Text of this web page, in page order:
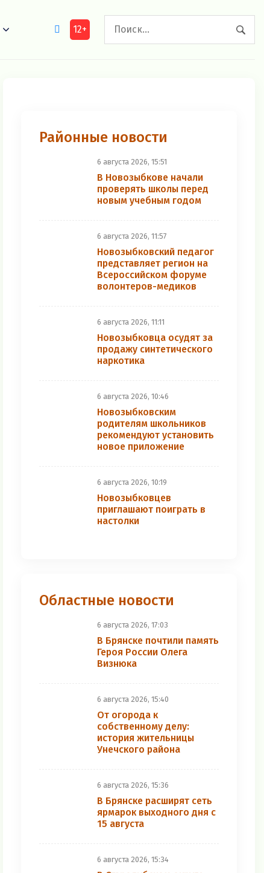
12+
Районные новости
6 августа 2026, 15:51
В Новозыбкове начали
проверять школы перед
новым учебным годом
6 августа 2026, 11:57
Новозыбковский педагог
представляет регион на
Всероссийском форуме
волонтеров-медиков
6 августа 2026, 11:11
Новозыбковца осудят за
продажу синтетического
наркотика
6 августа 2026, 10:46
Новозыбковским
родителям школьников
рекомендуют установить
новое приложение
6 августа 2026, 10:19
Новозыбковцев
приглашают поиграть в
настолки
Областные новости
6 августа 2026, 17:03
В Брянске почтили память
Героя России Олега
Визнюка
6 августа 2026, 15:40
От огорода к
собственному делу:
история жительницы
Унечского района
6 августа 2026, 15:36
В Брянске расширят сеть
ярмарок выходного дня с
15 августа
6 августа 2026, 15:34